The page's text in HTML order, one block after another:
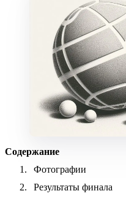
Содержание
Фотографии
Результаты финала